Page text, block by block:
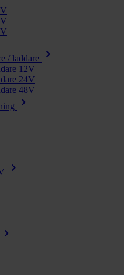
/ laddare
chevron_right
12V
24V
48V
chevron_right
chevron_right
chevron_right